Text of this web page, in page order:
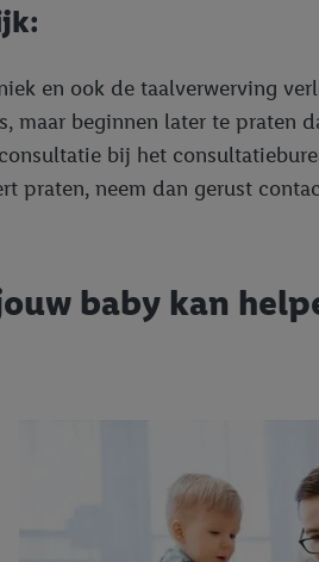
en ook de taalverwerving
maar beginnen later te praten
bij het
praten, neem dan gerust
baby kan